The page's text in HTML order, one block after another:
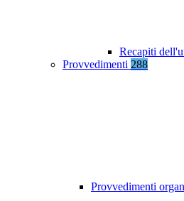
Recapiti
Provvedimenti 288
Provvedimenti